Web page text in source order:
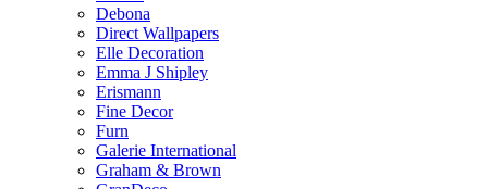
Debona
Direct Wallpapers
Elle Decoration
Emma J Shipley
Erismann
Fine Decor
Furn
Galerie International
Graham & Brown